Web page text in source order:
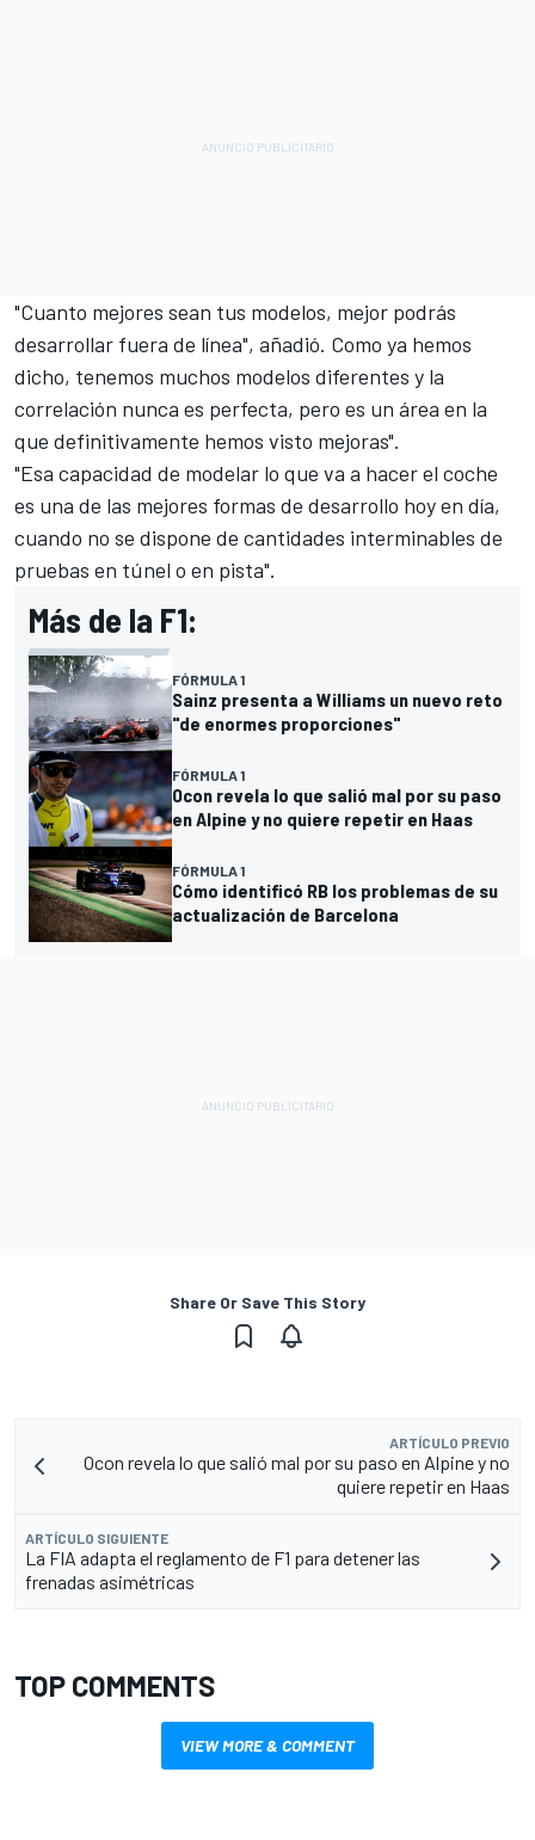
"Cuanto mejores sean tus modelos, mejor podrás
desarrollar fuera de línea", añadió. Como ya hemos
dicho, tenemos muchos modelos diferentes y la
correlación nunca es perfecta, pero es un área en la
que definitivamente hemos visto mejoras".
"Esa capacidad de modelar lo que va a hacer el coche
es una de las mejores formas de desarrollo hoy en día,
cuando no se dispone de cantidades interminables de
pruebas en túnel o en pista".
Más de la F1:
FÓRMULA 1
Sainz presenta a Williams un nuevo reto
"de enormes proporciones"
FÓRMULA 1
Ocon revela lo que salió mal por su paso
en Alpine y no quiere repetir en Haas
FÓRMULA 1
Cómo identificó RB los problemas de su
actualización de Barcelona
Share Or Save This Story
ARTÍCULO PREVIO
Ocon revela lo que salió mal por su paso en Alpine y no
quiere repetir en Haas
ARTÍCULO SIGUIENTE
La FIA adapta el reglamento de F1 para detener las
frenadas asimétricas
TOP COMMENTS
VIEW MORE & COMMENT